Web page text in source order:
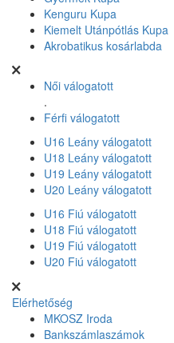
Kenguru Kupa
Kiemelt Utánpótlás Kupa
Akrobatikus kosárlabda
Női válogatott
.
Férfi válogatott
U16 Leány válogatott
U18 Leány válogatott
U19 Leány válogatott
U20 Leány válogatott
U16 Fiú válogatott
U18 Fiú válogatott
U19 Fiú válogatott
U20 Fiú válogatott
Elérhetőség
MKOSZ Iroda
Bankszámlaszámok